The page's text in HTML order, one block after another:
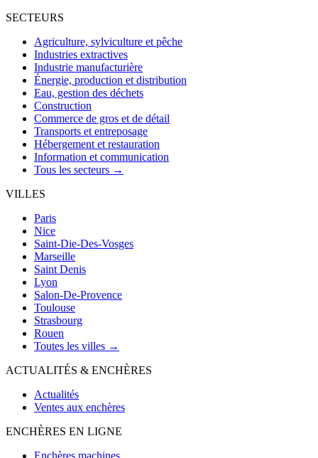
SECTEURS
Agriculture, sylviculture et pêche
Industries extractives
Industrie manufacturière
Énergie, production et distribution
Eau, gestion des déchets
Construction
Commerce de gros et de détail
Transports et entreposage
Hébergement et restauration
Information et communication
Tous les secteurs →
VILLES
Paris
Nice
Saint-Die-Des-Vosges
Marseille
Saint Denis
Lyon
Salon-De-Provence
Toulouse
Strasbourg
Rouen
Toutes les villes →
ACTUALITÉS & ENCHÈRES
Actualités
Ventes aux enchères
ENCHÈRES EN LIGNE
Enchères machines